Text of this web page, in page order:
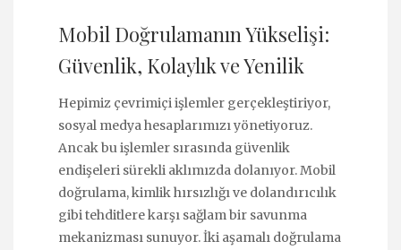
Mobil Doğrulamanın Yükselişi:
Güvenlik, Kolaylık ve Yenilik
Hepimiz çevrimiçi işlemler gerçekleştiriyor,
sosyal medya hesaplarımızı yönetiyoruz.
Ancak bu işlemler sırasında güvenlik
endişeleri sürekli aklımızda dolanıyor. Mobil
doğrulama, kimlik hırsızlığı ve dolandırıcılık
gibi tehditlere karşı sağlam bir savunma
mekanizması sunuyor. İki aşamalı doğrulama